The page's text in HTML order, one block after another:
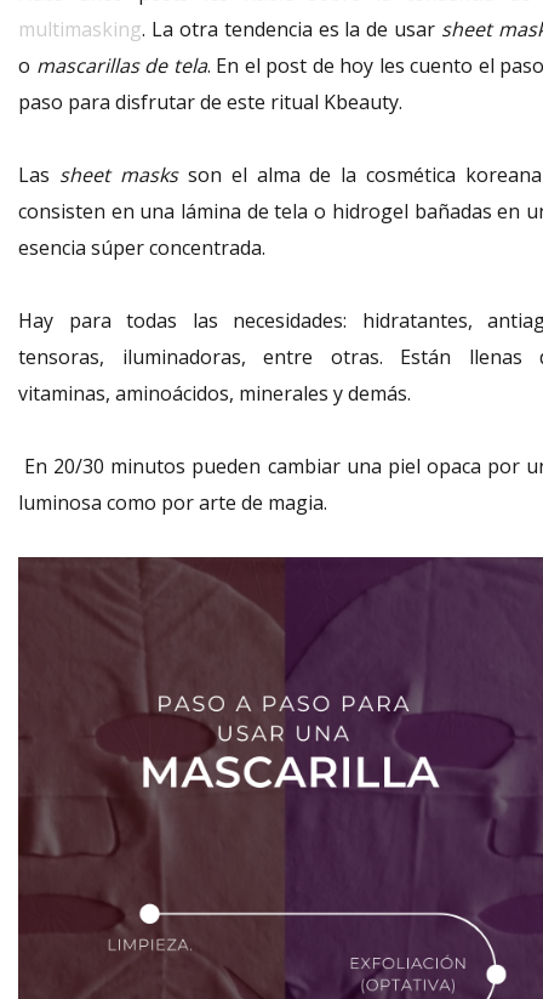
multimasking. La otra tendencia es la de usar sheet
o mascarillas de tela. En el post de hoy les cuento el
paso para disfrutar de este ritual Kbeauty.
Las sheet masksson el alma de la cosmética
consisten en una lámina de tela o hidrogel bañadas en
esencia súper concentrada.
Hay para todas las necesidades: hidratantes,
tensoras, iluminadoras, entre otras. Están llenas
vitaminas, aminoácidos, minerales y demás.
En 20/30 minutos pueden cambiar una piel opaca por
luminosa como por arte de magia.